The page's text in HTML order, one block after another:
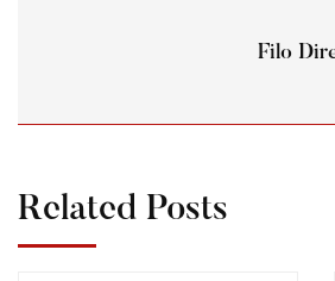
Filo
Related Posts